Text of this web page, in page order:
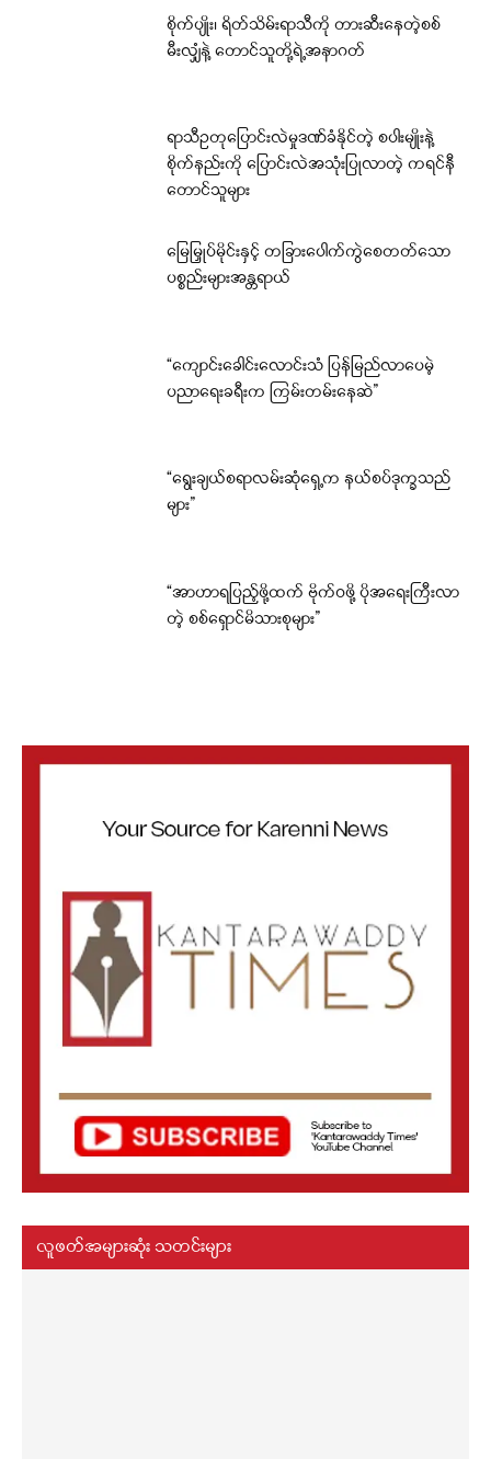
စိုက်ပျိုး၊ ရိတ်သိမ်းရာသီကို တားဆီးနေတဲ့စစ်
မီးလျှံနဲ့ တောင်သူတို့ရဲ့အနာဂတ်
ရာသီဥတုပြောင်းလဲမှုဒဏ်ခံနိုင်တဲ့ စပါးမျိုးနဲ့
စိုက်နည်းကို ပြောင်းလဲအသုံးပြုလာတဲ့ ကရင်နီ
တောင်သူများ
မြေမြှုပ်မိုင်းနှင့် တခြားပေါက်ကွဲစေတတ်သော
ပစ္စည်းများအန္တရာယ်
“ကျောင်းခေါင်းလောင်းသံ ပြန်မြည်လာပေမဲ့
ပညာရေးခရီးက ကြမ်းတမ်းနေဆဲ”
“ရွေးချယ်စရာလမ်းဆုံရှေ့က နယ်စပ်ဒုက္ခသည်
များ”
“အာဟာရပြည့်ဖို့ထက် ဗိုက်ဝဖို့ ပိုအရေးကြီးလာ
တဲ့ စစ်ရှောင်မိသားစုများ”
လူဖတ်အများဆုံး သတင်းများ